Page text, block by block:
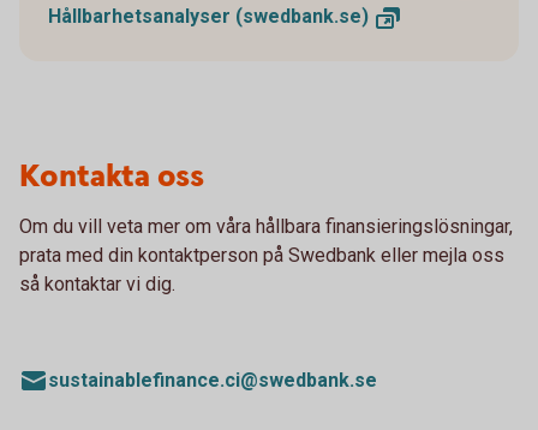
Hållbarhetsanalyser (swedbank.se)
Kontakta oss
Om du vill veta mer om våra hållbara finansieringslösningar,
prata med din kontaktperson på Swedbank eller mejla oss
så kontaktar vi dig.
sustainablefinance.ci@swedbank.se